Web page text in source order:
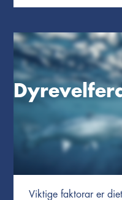
Viktige faktorar er